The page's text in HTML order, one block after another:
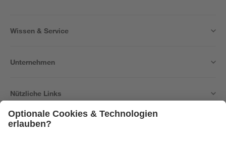
Wissen & Service
Unternehmen
Nützliche Links